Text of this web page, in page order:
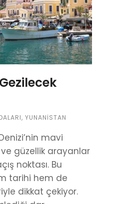
, YUNANISTAN
mavi
güzellik arayanlar
noktası. Bu
tarihi hem de
dikkat çekiyor.